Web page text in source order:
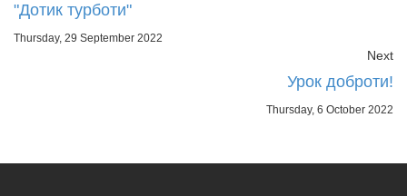
"Дотик турботи"
Thursday, 29 September 2022
Next
Урок доброти!
Thursday, 6 October 2022